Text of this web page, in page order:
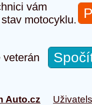
vám
motocyklu.
Auto.cz